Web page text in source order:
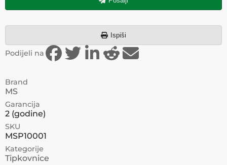
Ispiši
Podijeli na
Brand
MS
Garancija
2 (godine)
SKU
MSP10001
Kategorije
Tipkovnice